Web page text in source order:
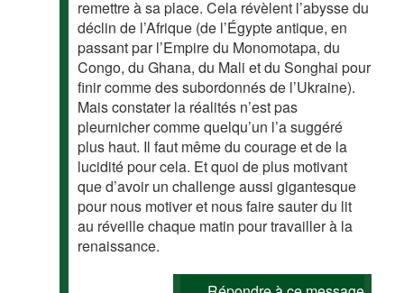
remettre à sa place. Cela révèlent l’abysse du
déclin de l’Afrique (de l’Égypte antique, en
passant par l’Empire du Monomotapa, du
Congo, du Ghana, du Mali et du Songhai pour
finir comme des subordonnés de l’Ukraine).
Mais constater la réalités n’est pas
pleurnicher comme quelqu’un l’a suggéré
plus haut. Il faut même du courage et de la
lucidité pour cela. Et quoi de plus motivant
que d’avoir un challenge aussi gigantesque
pour nous motiver et nous faire sauter du lit
au réveille chaque matin pour travailler à la
renaissance.